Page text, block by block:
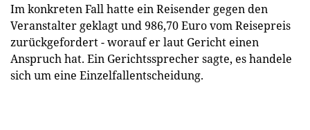
Im konkreten Fall hatte ein Reisender gegen den
Veranstalter geklagt und 986,70 Euro vom Reisepreis
zurückgefordert - worauf er laut Gericht einen
Anspruch hat. Ein Gerichtssprecher sagte, es handele
sich um eine Einzelfallentscheidung.